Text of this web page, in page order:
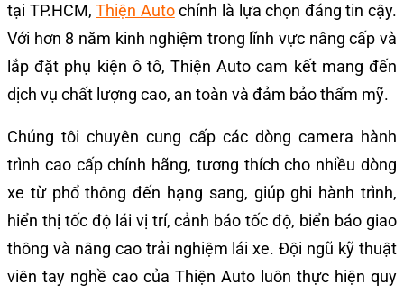
tại TP.HCM,Thiện Autochính là lựa chọn đáng tin cậy.
Với hơn 8 năm kinh nghiệm trong lĩnh vực nâng cấp và
lắp đặt phụ kiện ô tô, Thiện Auto cam kết mang đến
dịch vụ chất lượng cao, an toàn và đảm bảo thẩm mỹ.
Chúng tôi chuyên cung cấp các dòng camera hành
trình cao cấp chính hãng, tương thích cho nhiều dòng
xe từ phổ thông đến hạng sang, giúp ghi hành trình,
hiển thị tốc độ lái vị trí, cảnh báo tốc độ, biển báo giao
thông và nâng cao trải nghiệm lái xe. Đội ngũ kỹ thuật
viên tay nghề cao của Thiện Auto luôn thực hiện quy